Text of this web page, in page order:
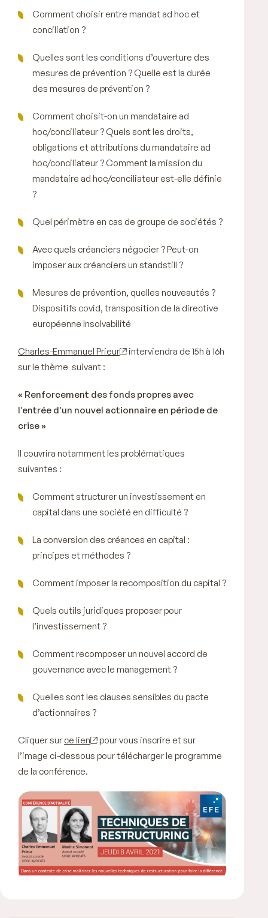
Comment choisir entre mandat ad hoc et
conciliation ?
Quelles sont les conditions d’ouverture des
mesures de prévention ? Quelle est la durée
des mesures de prévention ?
Comment choisit-on un mandataire ad
hoc/conciliateur ? Quels sont les droits,
obligations et attributions du mandataire ad
hoc/conciliateur ? Comment la mission du
mandataire ad hoc/conciliateur est-elle définie
?
Quel périmètre en cas de groupe de sociétés ?
Avec quels créanciers négocier ? Peut-on
imposer aux créanciers un standstill ?
Mesures de prévention, quelles nouveautés ?
Dispositifs covid, transposition de la directive
européenne Insolvabilité
Charles-Emmanuel Prieur
interviendra de 15h à 16h
sur le thème suivant :
« Renforcement des fonds propres avec
l’entrée d’un nouvel actionnaire en période de
crise »
Il couvrira notamment les problématiques
suivantes :
Comment structurer un investissement en
capital dans une société en difficulté ?
La conversion des créances en capital :
principes et méthodes ?
Comment imposer la recomposition du capital ?
Quels outils juridiques proposer pour
l’investissement ?
Comment recomposer un nouvel accord de
gouvernance avec le management ?
Quelles sont les clauses sensibles du pacte
d’actionnaires ?
Cliquer sur ce lien
pour vous inscrire et sur
l’image ci-dessous pour télécharger le programme
de la conférence.